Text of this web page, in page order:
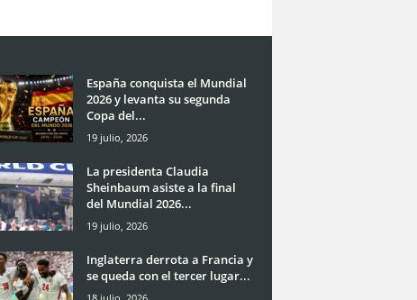
España conquista el Mundial
2026 y levanta su segunda
Copa del...
19 julio, 2026
La presidenta Claudia
Sheinbaum asiste a la final
del Mundial 2026...
19 julio, 2026
Inglaterra derrota a Francia y
se queda con el tercer lugar...